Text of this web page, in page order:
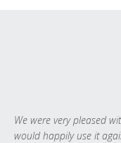
We were very pleased
would happily use it